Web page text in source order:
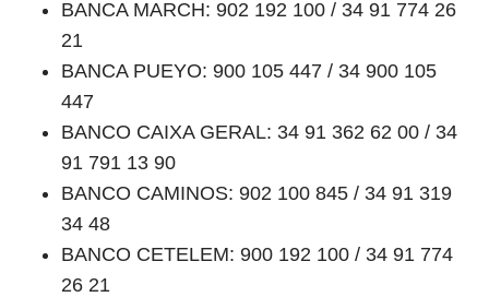
BANCA MARCH: 902 192 100 / 34 91 774 26
21
BANCA PUEYO: 900 105 447 / 34 900 105
447
BANCO CAIXA GERAL: 34 91 362 62 00 / 34
91 791 13 90
BANCO CAMINOS: 902 100 845 / 34 91 319
34 48
BANCO CETELEM: 900 192 100 / 34 91 774
26 21